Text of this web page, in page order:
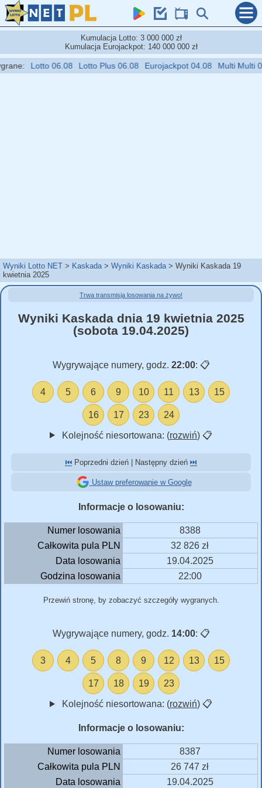
Kumulacja Lotto: 3 000 000 zł
Kumulacja Eurojackpot: 140 000 000 zł
Lotto 06.08 Lotto Plus 06.08 Eurojackpot 04.08 Multi Multi
Wyniki Lotto NET Kaskada Wyniki Kaskada
Wyniki Kaskada 19
kwietnia 2025
Trwa transmisja losowania na żywo!
Wyniki Kaskada dnia 19 kwietnia 2025
(sobota 19.04.2025)
Wygrywające numery, godz. 22:00: 📋
4 5 6 9 10 11 13 15
16 17 23 24
Kolejność niesortowana: (rozwiń) 📋
⏮️ Poprzedni dzień | Następny dzień ⏭️
Ustaw preferowanie w Google
Informacje o losowaniu:
Numer losowania
8388
Całkowita pula PLN
32 826 zł
Data losowania
19.04.2025
Godzina losowania
22:00
Przewiń stronę, by zobaczyć szczegóły wygranych.
Wygrywające numery, godz. 14:00: 📋
3 4 5 8 9 12 13 15
17 18 19 23
Kolejność niesortowana: (rozwiń) 📋
Informacje o losowaniu:
Numer losowania
8387
Całkowita pula PLN
26 747 zł
Data losowania
19.04.2025